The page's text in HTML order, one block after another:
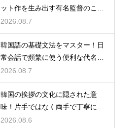
ット作を生み出す有名監督のこだ
わりの特徴
2026.08.7
韓国語の基礎文法をマスター！日
常会話で頻繁に使う便利な代名詞
の一覧
2026.08.7
韓国の挨拶の文化に隠された意
味！片手ではなく両手で丁寧に握
手する理由
2026.08.6